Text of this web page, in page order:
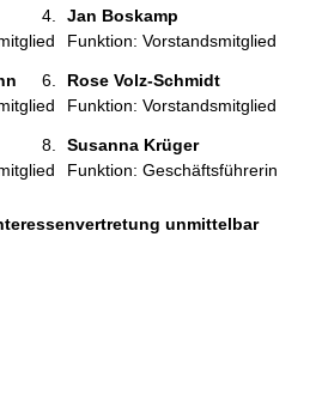
Jan Boskamp
Funktion: Vorstandsmitglied
Rose Volz-Schmidt
Funktion: Vorstandsmitglied
Susanna Krüger
Funktion: Geschäftsführerin
unmittelbar